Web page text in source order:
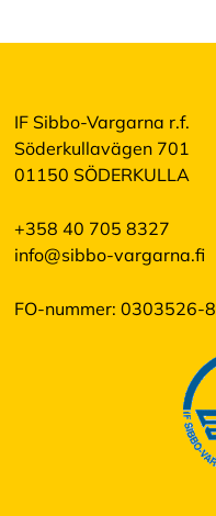
IF Sibbo-Vargarna r.f.
Söderkullavägen 701
01150 SÖDERKULLA
+358 40 705 8327
info@sibbo-vargarna.fi
FO-nummer: 0303526-8